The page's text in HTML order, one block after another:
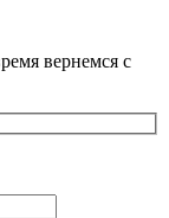
вернемся с